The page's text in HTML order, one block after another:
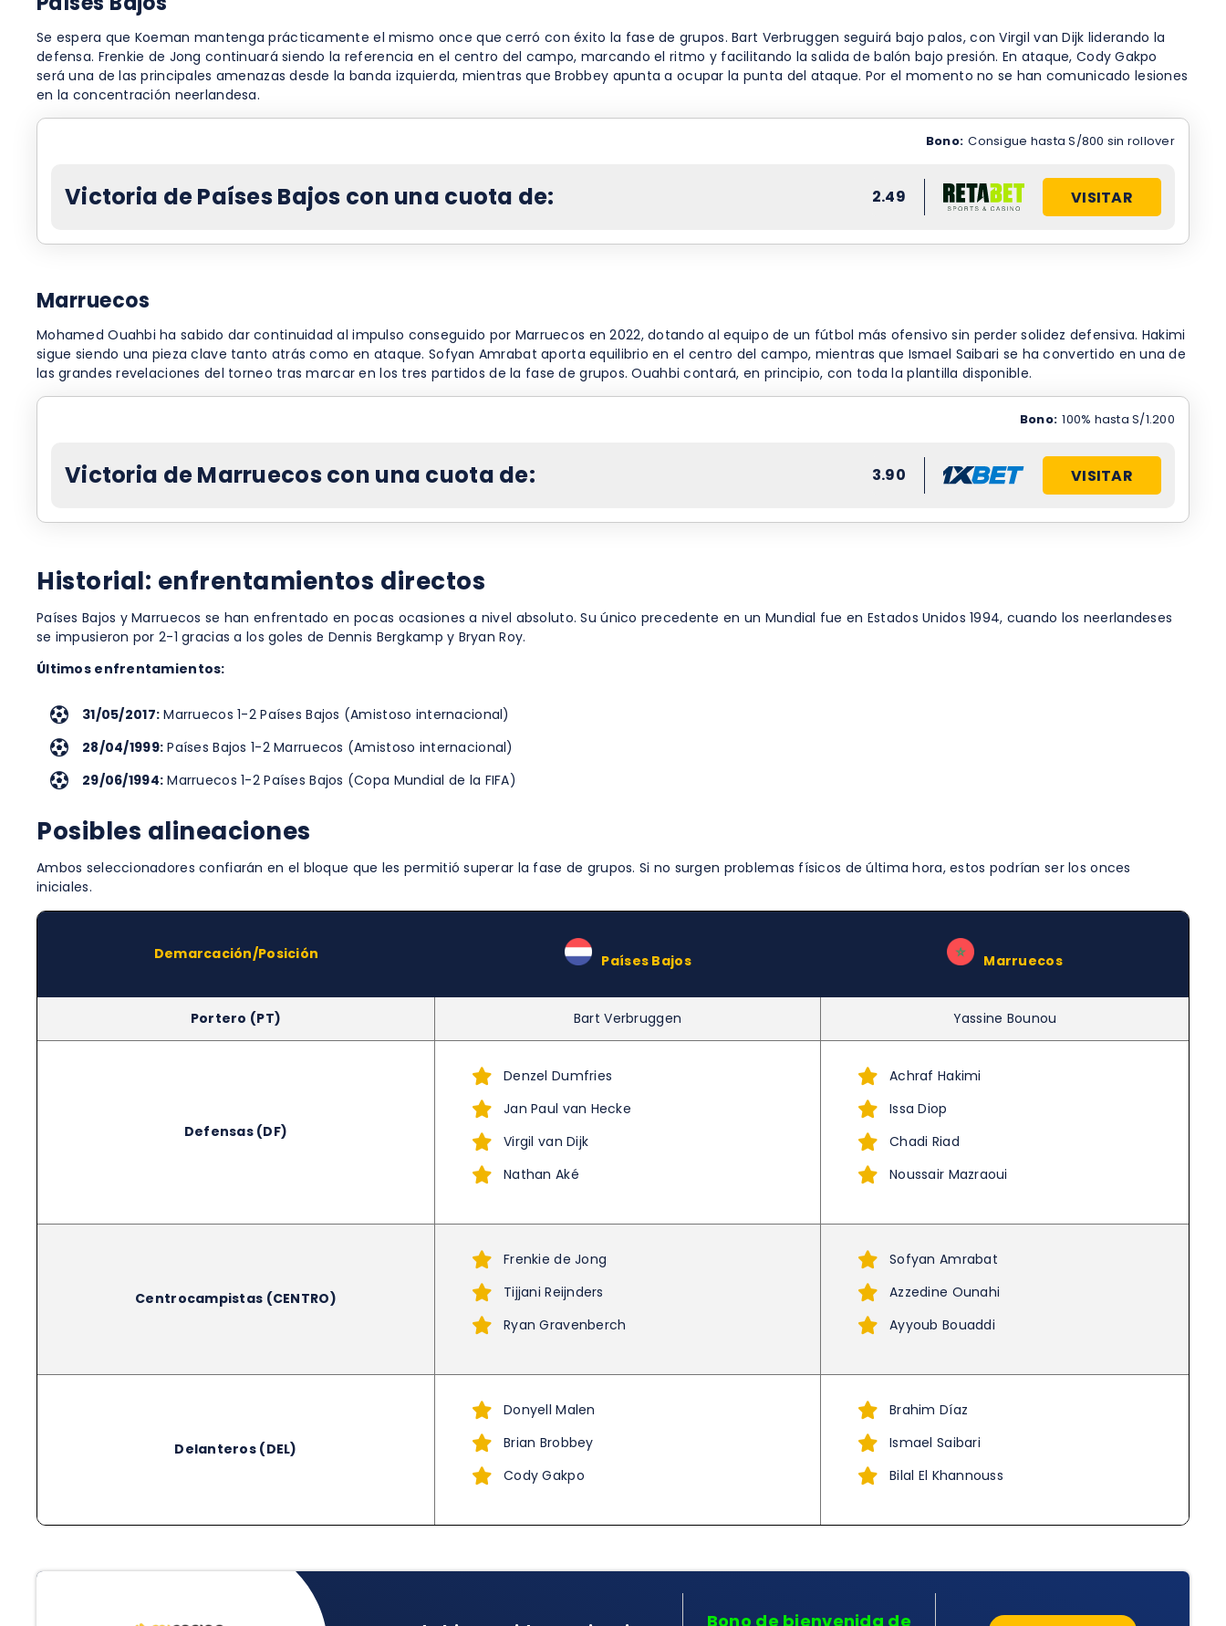
Se espera que Koeman mantenga prácticamente el mismo once que cerró con éxito la fase de grupos. Bart Verbruggen seguirá bajo palos, con Virgil van Dijk liderando la
defensa. Frenkie de Jong continuará siendo la referencia en el centro del campo, marcando el ritmo y facilitando la salida de balón bajo presión. En ataque, Cody Gakpo
será una de las principales amenazas desde la banda izquierda, mientras que Brobbey apunta a ocupar la punta del ataque. Por el momento no se han comunicado lesiones
en la concentración neerlandesa.
Bono: Consigue hasta S/800 sin rollover
Victoria de Países Bajos con una cuota de: 2.49 VISITAR
Marruecos
Mohamed Ouahbi ha sabido dar continuidad al impulso conseguido por Marruecos en 2022, dotando al equipo de un fútbol más ofensivo sin perder solidez defensiva. Hakimi
sigue siendo una pieza clave tanto atrás como en ataque. Sofyan Amrabat aporta equilibrio en el centro del campo, mientras que Ismael Saibari se ha convertido en una de
las grandes revelaciones del torneo tras marcar en los tres partidos de la fase de grupos. Ouahbi contará, en principio, con toda la plantilla disponible.
Bono: 100% hasta S/1.200
Victoria de Marruecos con una cuota de: 3.90 VISITAR
Historial: enfrentamientos directos
Países Bajos y Marruecos se han enfrentado en pocas ocasiones a nivel absoluto. Su único precedente en un Mundial fue en Estados Unidos 1994, cuando los neerlandeses
se impusieron por 2-1 gracias a los goles de Dennis Bergkamp y Bryan Roy.
Últimos enfrentamientos:
31/05/2017: Marruecos 1-2 Países Bajos (Amistoso internacional)
28/04/1999: Países Bajos 1-2 Marruecos (Amistoso internacional)
29/06/1994: Marruecos 1-2 Países Bajos (Copa Mundial de la FIFA)
Posibles alineaciones
Ambos seleccionadores confiarán en el bloque que les permitió superar la fase de grupos. Si no surgen problemas físicos de última hora, estos podrían ser los onces
iniciales.
Demarcación/Posición Países Bajos Marruecos
Portero (PT) Bart Verbruggen Yassine Bounou
Defensas (DF)
Denzel Dumfries
Jan Paul van Hecke
Virgil van Dijk
Nathan Aké
Achraf Hakimi
Issa Diop
Chadi Riad
Noussair Mazraoui
Centrocampistas (CENTRO)
Frenkie de Jong
Tijjani Reijnders
Ryan Gravenberch
Sofyan Amrabat
Azzedine Ounahi
Ayyoub Bouaddi
Delanteros (DEL)
Donyell Malen
Brian Brobbey
Cody Gakpo
Brahim Díaz
Ismael Saibari
Bilal El Khannouss
Bono de bienvenida de